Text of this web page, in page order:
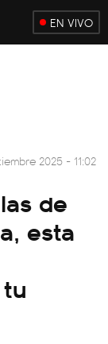
EN VIVO
2025 - 11:02
de
esta